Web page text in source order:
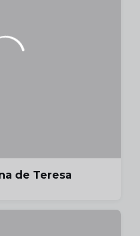
de Teresa